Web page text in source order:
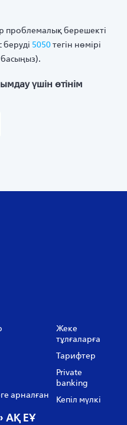
проблемалық берешекті
5050тегін нөмірі
үшін өтінім
арналған
Жеке
тұлғаларға
Тарифтер
Private
banking
Кепіл мүлкі
АҚ ЕҰ